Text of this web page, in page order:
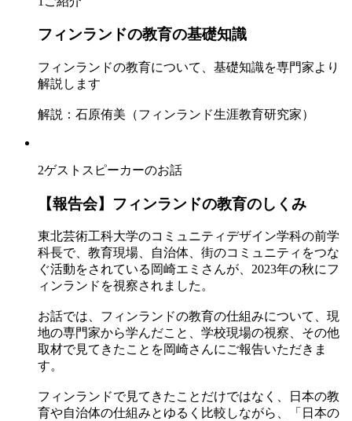
フィンランドの教育の基礎知識
フィンランドの教育について、基礎知識を専門家より
解説します
解説：石原侑美（フィンランド生涯教育研究家）
2ゲストスピーカーのお話
【報告会】フィンランドの教育のしくみ
東北芸術工科大学のコミュニティデザイン学科の前学
科長で、教育現場、自治体、街のコミュニティをつな
ぐ活動をされている岡崎エミさんが、2023年の秋にフ
ィンランドを視察されました。
お話では、フィンランドの教育の仕組みについて、現
地の専門家から学んだこと、学校現場の視察、その他
取材で見てきたことを岡崎さんにご報告いただきま
す。
フィンランドで見てきたことだけではなく、日本の教
育や自治体の仕組みとゆるく比較しながら、「日本の